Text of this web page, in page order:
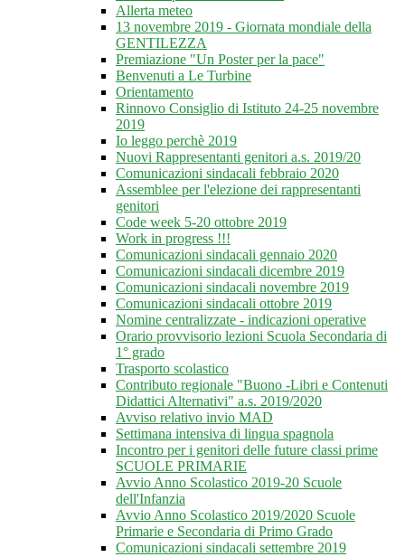
Allerta meteo
13 novembre 2019 - Giornata mondiale della
GENTILEZZA
Premiazione "Un Poster per la pace"
Benvenuti a Le Turbine
Orientamento
Rinnovo Consiglio di Istituto 24-25 novembre
2019
Io leggo perchè 2019
Nuovi Rappresentanti genitori a.s. 2019/20
Comunicazioni sindacali febbraio 2020
Assemblee per l'elezione dei rappresentanti
genitori
Code week 5-20 ottobre 2019
Work in progress !!!
Comunicazioni sindacali gennaio 2020
Comunicazioni sindacali dicembre 2019
Comunicazioni sindacali novembre 2019
Comunicazioni sindacali ottobre 2019
Nomine centralizzate - indicazioni operative
Orario provvisorio lezioni Scuola Secondaria di
1° grado
Trasporto scolastico
Contributo regionale "Buono -Libri e Contenuti
Didattici Alternativi" a.s. 2019/2020
Avviso relativo invio MAD
Settimana intensiva di lingua spagnola
Incontro per i genitori delle future classi prime
SCUOLE PRIMARIE
Avvio Anno Scolastico 2019-20 Scuole
dell'Infanzia
Avvio Anno Scolastico 2019/2020 Scuole
Primarie e Secondaria di Primo Grado
Comunicazioni sindacali settembre 2019